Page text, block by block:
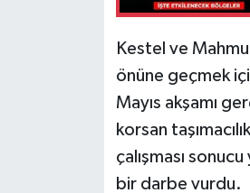
Kestel ve
önüne geçmek
Mayıs akşamı
korsan
çalışması
bir darbe vurdu.